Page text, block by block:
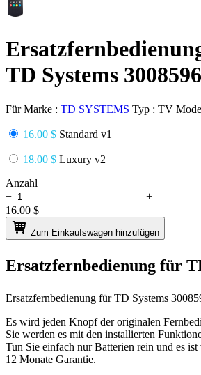
TD Systems
Für Marke : TD SYSTEMS Typ : TV
16.00 $ Standard v1
18.00 $ Luxury v2
Anzahl
−
+
16.00 $
Zum Einkaufswagen hinzufügen
Ersatzfernbedienung für
Ersatzfernbedienung fürTD Systems
Es wird jeden Knopf der originalen
Sie werden es mit den installierten
Tun Sie einfach nur Batterien rein und es
12 Monate Garantie.